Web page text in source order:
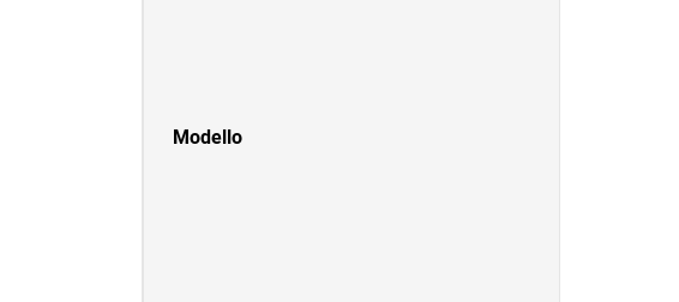
Modello